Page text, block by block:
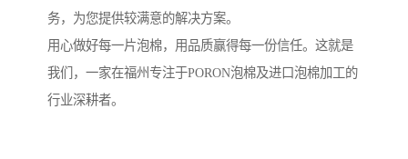
务，为您提供较满意的解决方案。
用心做好每一片泡棉，用品质赢得每一份信任。这就是
我们，一家在福州专注于PORON泡棉及进口泡棉加工的
行业深耕者。